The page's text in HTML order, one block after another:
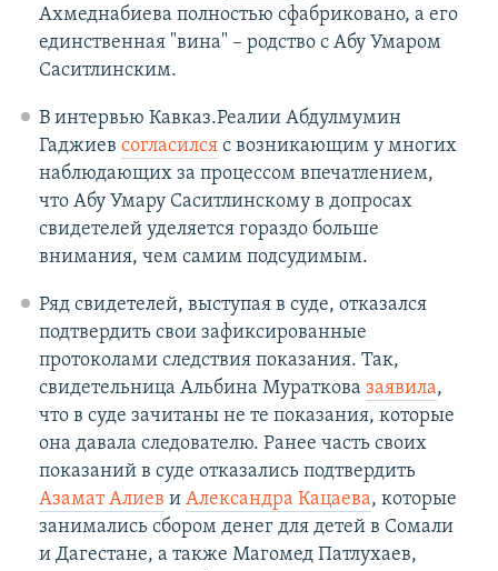
Ахмеднабиева полностью сфабриковано, а его
единственная "вина" – родство с Абу Умаром
Саситлинским.
В интервью Кавказ.Реалии Абдулмумин
Гаджиев согласилсяс возникающим у многих
наблюдающих за процессом впечатлением,
что Абу Умару Саситлинскому в допросах
свидетелей уделяется гораздо больше
внимания, чем самим подсудимым.
Ряд свидетелей, выступая в суде, отказался
подтвердить свои зафиксированные
протоколами следствия показания. Так,
свидетельница Альбина Мураткова заявила,
что в суде зачитаны не те показания, которые
она давала следователю. Ранее часть своих
показаний в суде отказались подтвердить
Азамат Алиев и Александра Кацаева, которые
занимались сбором денег для детей в Сомали
и Дагестане, а также Магомед Патлухаев,